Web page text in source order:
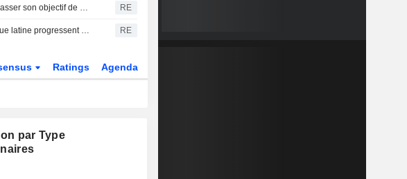
Petrobras devrait dépasser son objectif de production de pétrole pour 2026, selon sa directrice générale RE
Les devises d'Amérique latine progressent face à un dollar affaibli par l'emploi américain, les bourses sont mitigées RE
Ratings Agenda
par Type